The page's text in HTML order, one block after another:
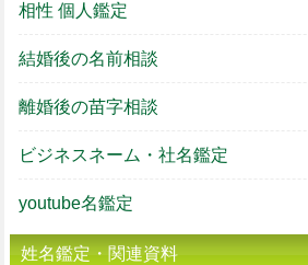
相性 個人鑑定
結婚後の名前相談
離婚後の苗字相談
ビジネスネーム・社名鑑定
youtube名鑑定
姓名鑑定・関連資料